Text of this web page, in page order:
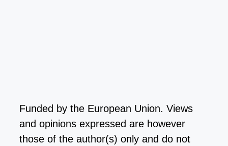
Funded by the European Union. Views
and opinions expressed are however
those of the author(s) only and do not